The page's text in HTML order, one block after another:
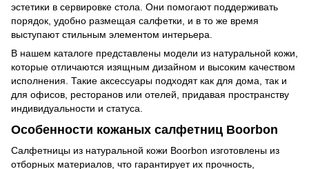
эстетики в сервировке стола. Они помогают поддерживать
порядок, удобно размещая салфетки, и в то же время
выступают стильным элементом интерьера.
В нашем каталоге представлены модели из натуральной кожи,
которые отличаются изящным дизайном и высоким качеством
исполнения. Такие аксессуары подходят как для дома, так и
для офисов, ресторанов или отелей, придавая пространству
индивидуальности и статуса.
Особенности кожаных салфетниц Boorbon
Салфетницы из натуральной кожи Boorbon изготовлены из
отборных материалов, что гарантирует их прочность,